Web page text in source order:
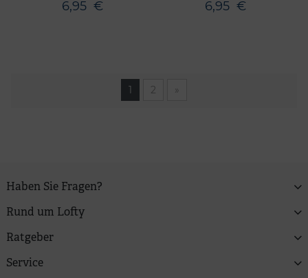
6,95 € 6,95 €
1 2 »
Haben Sie Fragen?
Rund um Lofty
Ratgeber
Service